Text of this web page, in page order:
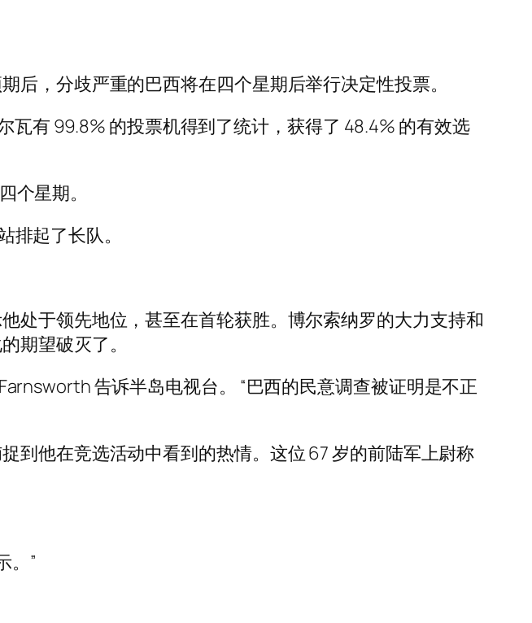
，分歧严重的巴西将在四个星期后举行决定性投票。
瓦有 99.8% 的投票机得到了统计，获得了 48.4% 的有效选
个星期。
起了长队。
处于领先地位，甚至在首轮获胜。博尔索纳罗的大力支持和
期望破灭了。
告诉半岛电视台。 “巴西的民意调查被证明是不正
到他在竞选活动中看到的热情。这位 67 岁的前陆军上尉称
。”